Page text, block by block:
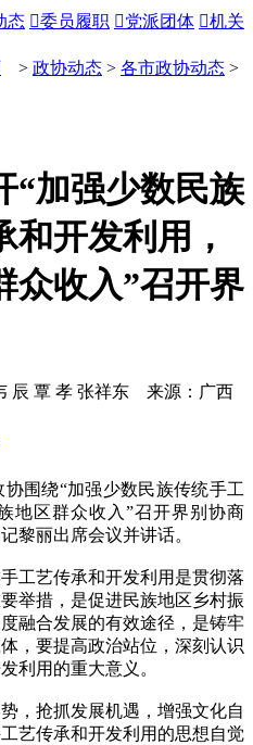
态 委员履职 党派团体 机关
> 政协动态 > 各市政协动态 >
“加强少数民族
开发利用，
众收入”召开界
辰 覃 孝 张祥东 来源：广西
围绕“加强少数民族传统手工
地区群众收入”召开界别协商
黎丽出席会议并讲话。
艺传承和开发利用是贯彻落
举措，是促进民族地区乡村振
融合发展的有效途径，是铸牢
，要提高政治站位，深刻认识
利用的重大意义。
抢抓发展机遇，增强文化自
艺传承和开发利用的思想自觉